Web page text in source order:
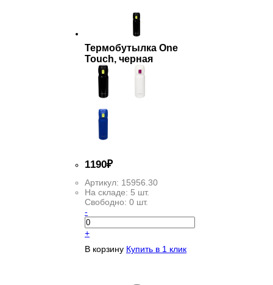
Термобутылка One
Touch, черная
1190₽
Артикул: 15956.30
На складе: 5 шт.
Свободно: 0 шт.
-
+
В корзину Купить в 1 клик